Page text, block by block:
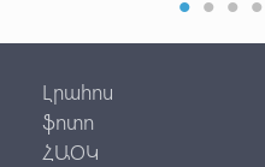
Լրահոս
ֆոտո
ՀԱՕԿ